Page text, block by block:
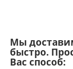
Мы
быстро.
Вас способ: